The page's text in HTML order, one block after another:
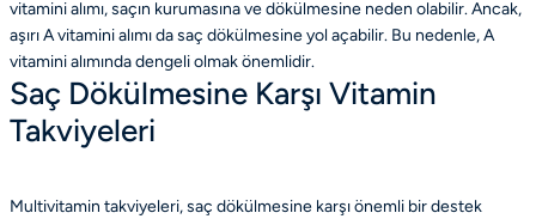
vitamini alımı, saçın kurumasına ve dökülmesine neden olabilir. Ancak,
aşırı A vitamini alımı da saç dökülmesine yol açabilir. Bu nedenle, A
vitamini alımında dengeli olmak önemlidir.
Saç Dökülmesine Karşı Vitamin
Takviyeleri
Multivitamin takviyeleri, saç dökülmesine karşı önemli bir destek